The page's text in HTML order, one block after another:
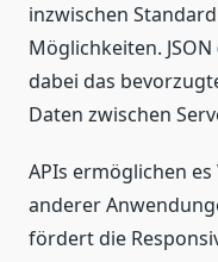
inzwischen
Möglichkeiten.
dabei das
Daten zwischen
APIs ermöglichen
anderer
fördert die